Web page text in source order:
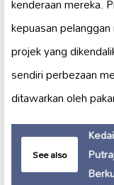
kepuasan
projek yang
sendiri perbezaan
ditawarkan oleh
See also